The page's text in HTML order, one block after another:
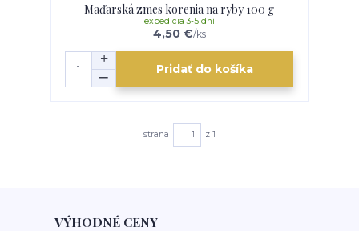
Maďarská zmes korenia na ryby 100 g
4,50 €/ks
expedícia 3-5 dní
Pridať do košíka
strana z 1
VÝHODNÉ CENY